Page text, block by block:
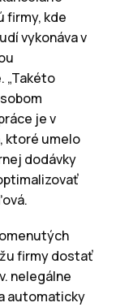
firmy, kde
vykonáva v
„Takéto
je v
ktoré umelo
dodávky
firmy dostať
nelegálne
automaticky